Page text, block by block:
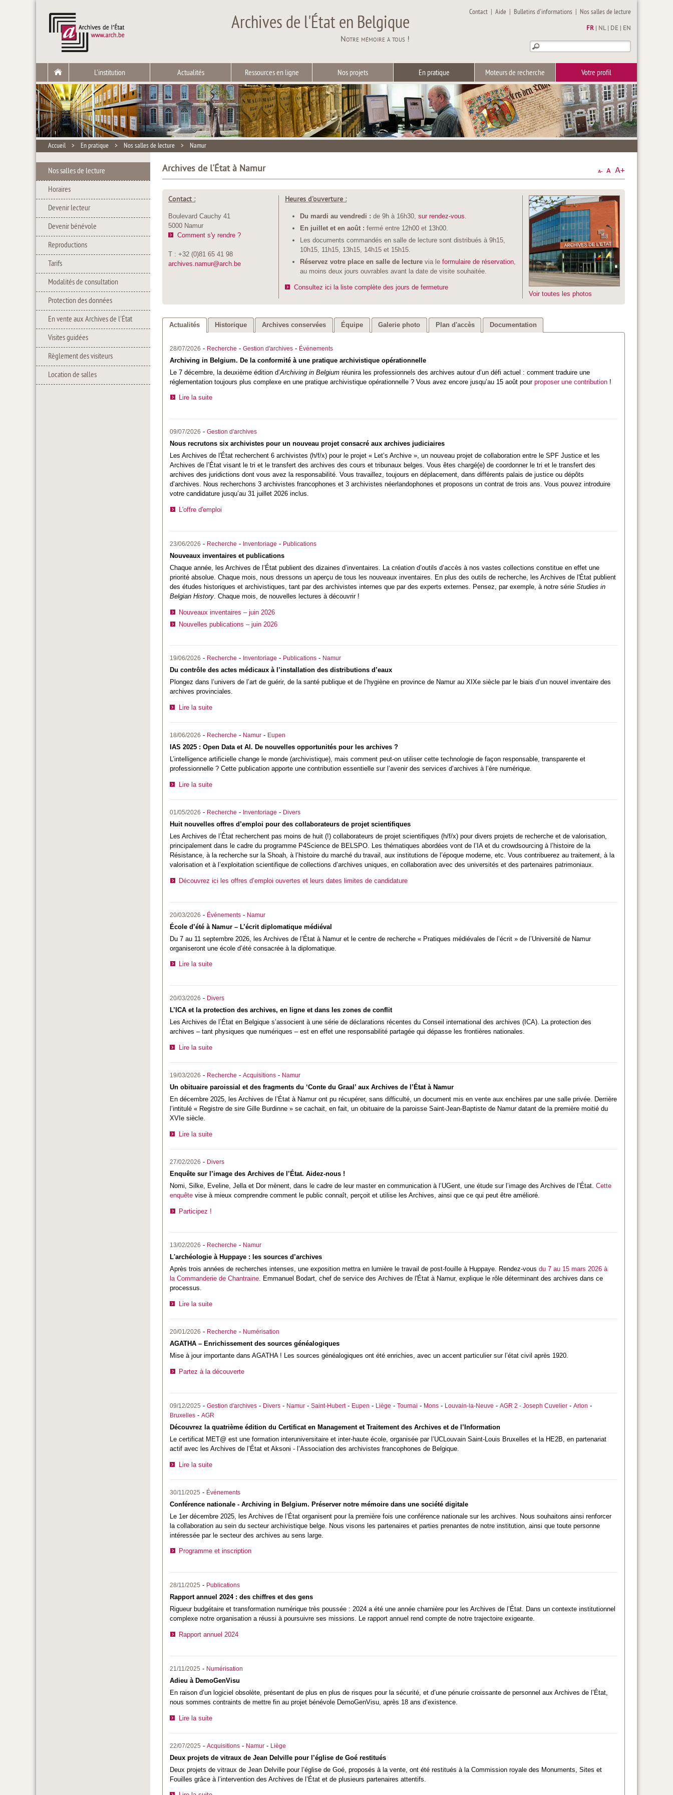
Archives de l'État en Belgique
Notre mémoire à tous !
Contact |Aide | Bulletins d'informations | Nos salles de lecture
FR NL| DE EN
L'institution Actualités Ressources en ligne Nos projets En pratique Moteurs de recherche Votre profil
Accueil > En pratique > Nos salles de lecture > Namur
Nos salles de lecture
Horaires
Devenir lecteur
Devenir bénévole
Reproductions
Tarifs
Modalités de consultation
Protection des données
En vente aux Archives de l'État
Visites guidées
Règlement des visiteurs
Location de salles
Archives de l'État à Namur
Contact :
Boulevard Cauchy 41
5000 Namur
Comment s'y rendre ?
T : +32 (0)81 65 41 98
archives.namur@arch.be
Heures d'ouverture :
Du mardi au vendredi : de 9h à 16h30, sur rendez-vous.
En juillet et en août : fermé entre 12h00 et 13h00.
Les documents commandés en salle de lecture sont distribués à 9h15,
10h15, 11h15, 13h15, 14h15 et 15h15.
Réservez votre place en salle de lecture via le formulaire de réservation,
au moins deux jours ouvrables avant la date de visite souhaitée.
Consultez ici la liste complète des jours de fermeture
Voir toutes les photos
Actualités Historique Archives conservées Équipe Galerie photo Plan d'accès Documentation
28/07/2026 - Recherche - Gestion d'archives- Événements
Archiving in Belgium. De la conformité à une pratique archivistique opérationnelle
Le 7 décembre, la deuxième édition d’Archiving in Belgiumréunira les professionnels des archives autour d’un défi actuel : comment traduire une
réglementation toujours plus complexe en une pratique archivistique opérationnelle ? Vous avez encore jusqu’au 15 août pour proposer une contribution!
Lire la suite
09/07/2026 - Gestion d'archives
Nous recrutons six archivistes pour un nouveau projet consacré aux archives judiciaires
Les Archives de l'État recherchent 6 archivistes (h/f/x) pour le projet « Let’s Archive », un nouveau projet de collaboration entre le SPF Justice et les
Archives de l’État visant le tri et le transfert des archives des cours et tribunaux belges. Vous êtes chargé(e) de coordonner le tri et le transfert des
archives des juridictions dont vous avez la responsabilité. Vous travaillez, toujours en déplacement, dans différents palais de justice ou dépôts
d’archives. Nous recherchons 3 archivistes francophones et 3 archivistes néerlandophones et proposons un contrat de trois ans. Vous pouvez introduire
votre candidature jusqu’au 31 juillet 2026 inclus.
L'offre d'emploi
23/06/2026 - Recherche - Inventoriage - Publications
Nouveaux inventaires et publications
Chaque année, les Archives de l’État publient des dizaines d’inventaires. La création d’outils d’accès à nos vastes collections constitue en effet une
priorité absolue. Chaque mois, nous dressons un aperçu de tous les nouveaux inventaires. En plus des outils de recherche, les Archives de l'État publient
des études historiques et archivistiques, tant par des archivistes internes que par des experts externes. Pensez, par exemple, à notre série Studies in
Belgian History. Chaque mois, de nouvelles lectures à découvrir !
Nouveaux inventaires – juin 2026
Nouvelles publications – juin 2026
19/06/2026 - Recherche - Inventoriage - Publications- Namur
Du contrôle des actes médicaux à l’installation des distributions d’eaux
Plongez dans l’univers de l’art de guérir, de la santé publique et de l’hygiène en province de Namur au XIXe siècle par le biais d’un nouvel inventaire des
archives provinciales.
Lire la suite
18/06/2026 - Recherche - Namur- Eupen
IAS 2025 : Open Data et AI. De nouvelles opportunités pour les archives ?
L’intelligence artificielle change le monde (archivistique), mais comment peut-on utiliser cette technologie de façon responsable, transparente et
professionnelle ? Cette publication apporte une contribution essentielle sur l’avenir des services d’archives à l’ère numérique.
Lire la suite
01/05/2026 - Recherche - Inventoriage - Divers
Huit nouvelles offres d’emploi pour des collaborateurs de projet scientifiques
Les Archives de l’État recherchent pas moins de huit (!) collaborateurs de projet scientifiques (h/f/x) pour divers projets de recherche et de valorisation,
principalement dans le cadre du programme P4Science de BELSPO. Les thématiques abordées vont de l’IA et du crowdsourcing à l’histoire de la
Résistance, à la recherche sur la Shoah, à l’histoire du marché du travail, aux institutions de l’époque moderne, etc. Vous contribuerez au traitement, à la
valorisation et à l’exploitation scientifique de collections d’archives uniques, en collaboration avec des universités et des partenaires patrimoniaux.
Découvrez ici les offres d’emploi ouvertes et leurs dates limites de candidature
20/03/2026 - Événements- Namur
École d’été à Namur – L’écrit diplomatique médiéval
Du 7 au 11 septembre 2026, les Archives de l’État à Namur et le centre de recherche « Pratiques médiévales de l’écrit » de l’Université de Namur
organiseront une école d’été consacrée à la diplomatique.
Lire la suite
20/03/2026 - Divers
L’ICA et la protection des archives, en ligne et dans les zones de conflit
Les Archives de l’État en Belgique s’associent à une série de déclarations récentes du Conseil international des archives (ICA). La protection des
archives – tant physiques que numériques – est en effet une responsabilité partagée qui dépasse les frontières nationales.
Lire la suite
19/03/2026 - Recherche - Acquisitions- Namur
Un obituaire paroissial et des fragments du ‘Conte du Graal’ aux Archives de l’État à Namur
En décembre 2025, les Archives de l’État à Namur ont pu récupérer, sans difficulté, un document mis en vente aux enchères par une salle privée. Derrière
l’intitulé « Registre de sire Gille Burdinne » se cachait, en fait, un obituaire de la paroisse Saint-Jean-Baptiste de Namur datant de la première moitié du
XVIe siècle.
Lire la suite
27/02/2026 - Divers
Enquête sur l’image des Archives de l’État. Aidez-nous !
Nomi, Silke, Eveline, Jella et Dor mènent, dans le cadre de leur master en communication à l’UGent, une étude sur l’image des Archives de l’État. Cette
enquêtevise à mieux comprendre comment le public connaît, perçoit et utilise les Archives, ainsi que ce qui peut être amélioré.
Participez !
13/02/2026 - Recherche - Namur
L'archéologie à Huppaye : les sources d’archives
Après trois années de recherches intenses, une exposition mettra en lumière le travail de post-fouille à Huppaye. Rendez-vous du 7 au 15 mars 2026 à
la Commanderie de Chantraine. Emmanuel Bodart, chef de service des Archives de l'État à Namur, explique le rôle déterminant des archives dans ce
processus.
Lire la suite
20/01/2026 - Recherche - Numérisation
AGATHA – Enrichissement des sources généalogiques
Mise à jour importante dans AGATHA ! Les sources généalogiques ont été enrichies, avec un accent particulier sur l’état civil après 1920.
Partez à la découverte
09/12/2025 - Gestion d'archives- Divers- Namur- Saint-Hubert- Eupen - Liège - Tournai - Mons- Louvain-la-Neuve - AGR 2 - Joseph Cuvelier- Arlon -
Bruxelles- AGR
Découvrez la quatrième édition du Certificat en Management et Traitement des Archives et de l’Information
Le certificat MET@ est une formation interuniversitaire et inter-haute école, organisée par l’UCLouvain Saint-Louis Bruxelles et la HE2B, en partenariat
actif avec les Archives de l’État et Aksoni - l’Association des archivistes francophones de Belgique.
Lire la suite
30/11/2025 - Événements
Conférence nationale - Archiving in Belgium. Préserver notre mémoire dans une société digitale
Le 1er décembre 2025, les Archives de l’État organisent pour la première fois une conférence nationale sur les archives. Nous souhaitons ainsi renforcer
la collaboration au sein du secteur archivistique belge. Nous visons les partenaires et parties prenantes de notre institution, ainsi que toute personne
intéressée par le secteur des archives au sens large.
Programme et inscription
28/11/2025 - Publications
Rapport annuel 2024 : des chiffres et des gens
Rigueur budgétaire et transformation numérique très poussée : 2024 a été une année charnière pour les Archives de l’État. Dans un contexte institutionnel
complexe notre organisation a réussi à poursuivre ses missions. Le rapport annuel rend compte de notre trajectoire exigeante.
Rapport annuel 2024
21/11/2025 - Numérisation
Adieu à DemoGenVisu
En raison d’un logiciel obsolète, présentant de plus en plus de risques pour la sécurité, et d’une pénurie croissante de personnel aux Archives de l’État,
nous sommes contraints de mettre fin au projet bénévole DemoGenVisu, après 18 ans d’existence.
Lire la suite
22/07/2025 - Acquisitions- Namur- Liège
Deux projets de vitraux de Jean Delville pour l’église de Goé restitués
Deux projets de vitraux de Jean Delville pour l’église de Goé, proposés à la vente, ont été restitués à la Commission royale des Monuments, Sites et
Fouilles grâce à l’intervention des Archives de l’État et de plusieurs partenaires attentifs.